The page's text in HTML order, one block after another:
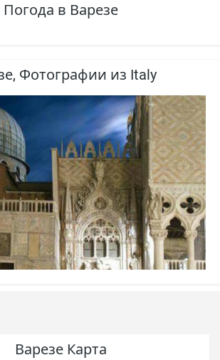
Погода в Варезе
Фотографии из Italy
Варезе Карта